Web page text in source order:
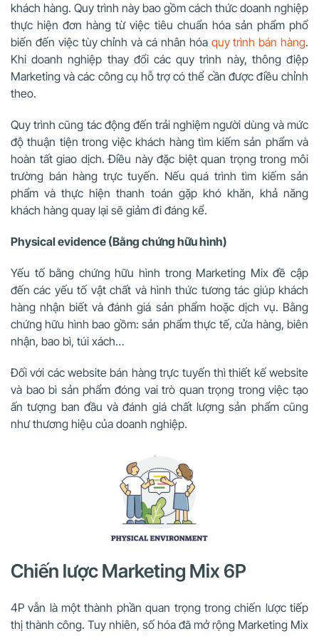
khách hàng. Quy trình này bao gồm cách thức doanh nghiệp
thực hiện đơn hàng từ việc tiêu chuẩn hóa sản phẩm phổ
biến đến việc tùy chỉnh và cá nhân hóa quy trình bán hàng.
Khi doanh nghiệp thay đổi các quy trình này, thông điệp
Marketing và các công cụ hỗ trợ có thể cần được điều chỉnh
theo.
Quy trình cũng tác động đến trải nghiệm người dùng và mức
độ thuận tiện trong việc khách hàng tìm kiếm sản phẩm và
hoàn tất giao dịch. Điều này đặc biệt quan trọng trong môi
trường bán hàng trực tuyến. Nếu quá trình tìm kiếm sản
phẩm và thực hiện thanh toán gặp khó khăn, khả năng
khách hàng quay lại sẽ giảm đi đáng kể.
Physical evidence (Bằng chứng hữu hình)
Yếu tố bằng chứng hữu hình trong Marketing Mix đề cập
đến các yếu tố vật chất và hình thức tương tác giúp khách
hàng nhận biết và đánh giá sản phẩm hoặc dịch vụ. Bằng
chứng hữu hình bao gồm: sản phẩm thực tế, cửa hàng, biên
nhận, bao bì, túi xách…
Đối với các website bán hàng trực tuyến thì thiết kế website
và bao bì sản phẩm đóng vai trò quan trọng trong việc tạo
ấn tượng ban đầu và đánh giá chất lượng sản phẩm cũng
như thương hiệu của doanh nghiệp.
Chiến lược Marketing Mix 6P
4P vẫn là một thành phần quan trọng trong chiến lược tiếp
thị thành công. Tuy nhiên, số hóa đã mở rộng Marketing Mix